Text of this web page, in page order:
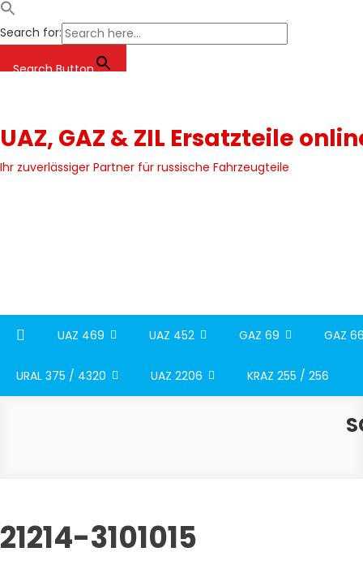
Search for:
Search Button
UAZ, GAZ & ZIL Ersatzteile
Ihr zuverlässiger Partner für russische Fahrzeugteile
UAZ 469 UAZ 452 GAZ 69 GAZ
URAL 375 / 4320 UAZ 2206 KRAZ 255 / 256
21214-3101015